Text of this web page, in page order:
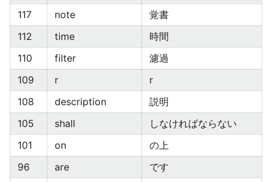
117
note
覚書
112
time
時間
110
filter
濾過
109
r
r
108
description
説明
105
shall
しなければならない
101
on
の上
96
are
です